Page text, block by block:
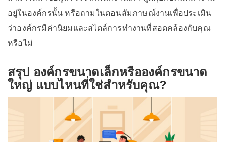
อยู่ในองค์กรนั้น หรือถามในตอนสัมภาษณ์งานเพื่อประเมิน
ว่าองค์กรมีค่านิยมและสไตล์การทำงานที่สอดคล้องกับคุณ
หรือไม่
สรุป องค์กรขนาดเล็กหรือองค์กรขนาด
ใหญ่ แบบไหนที่ใช่สำหรับคุณ?